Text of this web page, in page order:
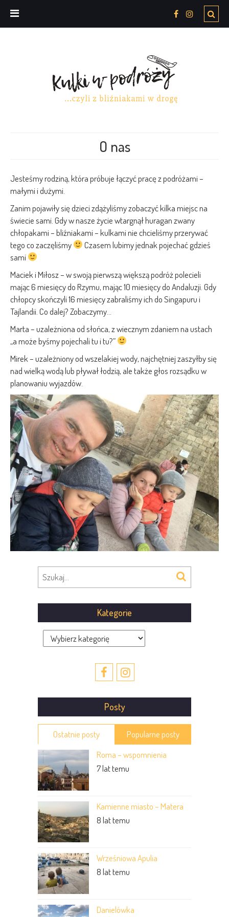
O nas
Jesteśmy rodziną, która próbuje łączyć pracę z podróżami –
małymi i dużymi.
Zanim pojawiły się dzieci zdążyliśmy zobaczyć kilka miejsc na
świecie sami. Gdy w nasze życie wtargnął huragan zwany
chłopakami – bliźniakami – kulkami nie chcieliśmy przerywać
tego co zaczęliśmy
Czasem lubimy jednak pojechać gdzieś
sami
Maciek i Miłosz – w swoją pierwszą większą podróż polecieli
mając 6 miesięcy do Rzymu, mając 10 miesięcy do Andaluzji. Gdy
chłopcy skończyli 16 miesięcy zabraliśmy ich do Singapuru i
Tajlandii. Co dalej? Zobaczymy…
Marta – uzależniona od słońca, z wiecznym zdaniem na ustach
„a może byśmy pojechali tu i tu?”
Mirek – uzależniony od wszelakiej wody, najchętniej zaszyłby się
nad wielką wodą lub pływał łodzią, ale także głos rozsądku w
planowaniu wyjazdów.
Kategorie
Kategorie
Posty
Ostatnie posty
Popularne posty
Roma – wspomnienia
7 lat temu
Kamienne miasto – Matera
8 lat temu
Wrześniowa Apulia
8 lat temu
Danielówka